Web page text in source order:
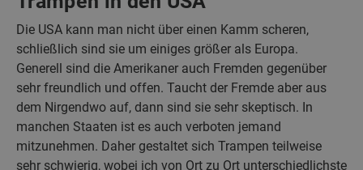
Die USA kann man nicht über einen Kamm scheren,
schließlich sind sie um einiges größer als Europa.
Generell sind die Amerikaner auch Fremden gegenüber
sehr freundlich und offen. Taucht der Fremde aber aus
dem Nirgendwo auf, dann sind sie sehr skeptisch. In
manchen Staaten ist es auch verboten jemand
mitzunehmen. Daher gestaltet sich Trampen teilweise
sehr schwierig, wobei ich von Ort zu Ort unterschiedlichste